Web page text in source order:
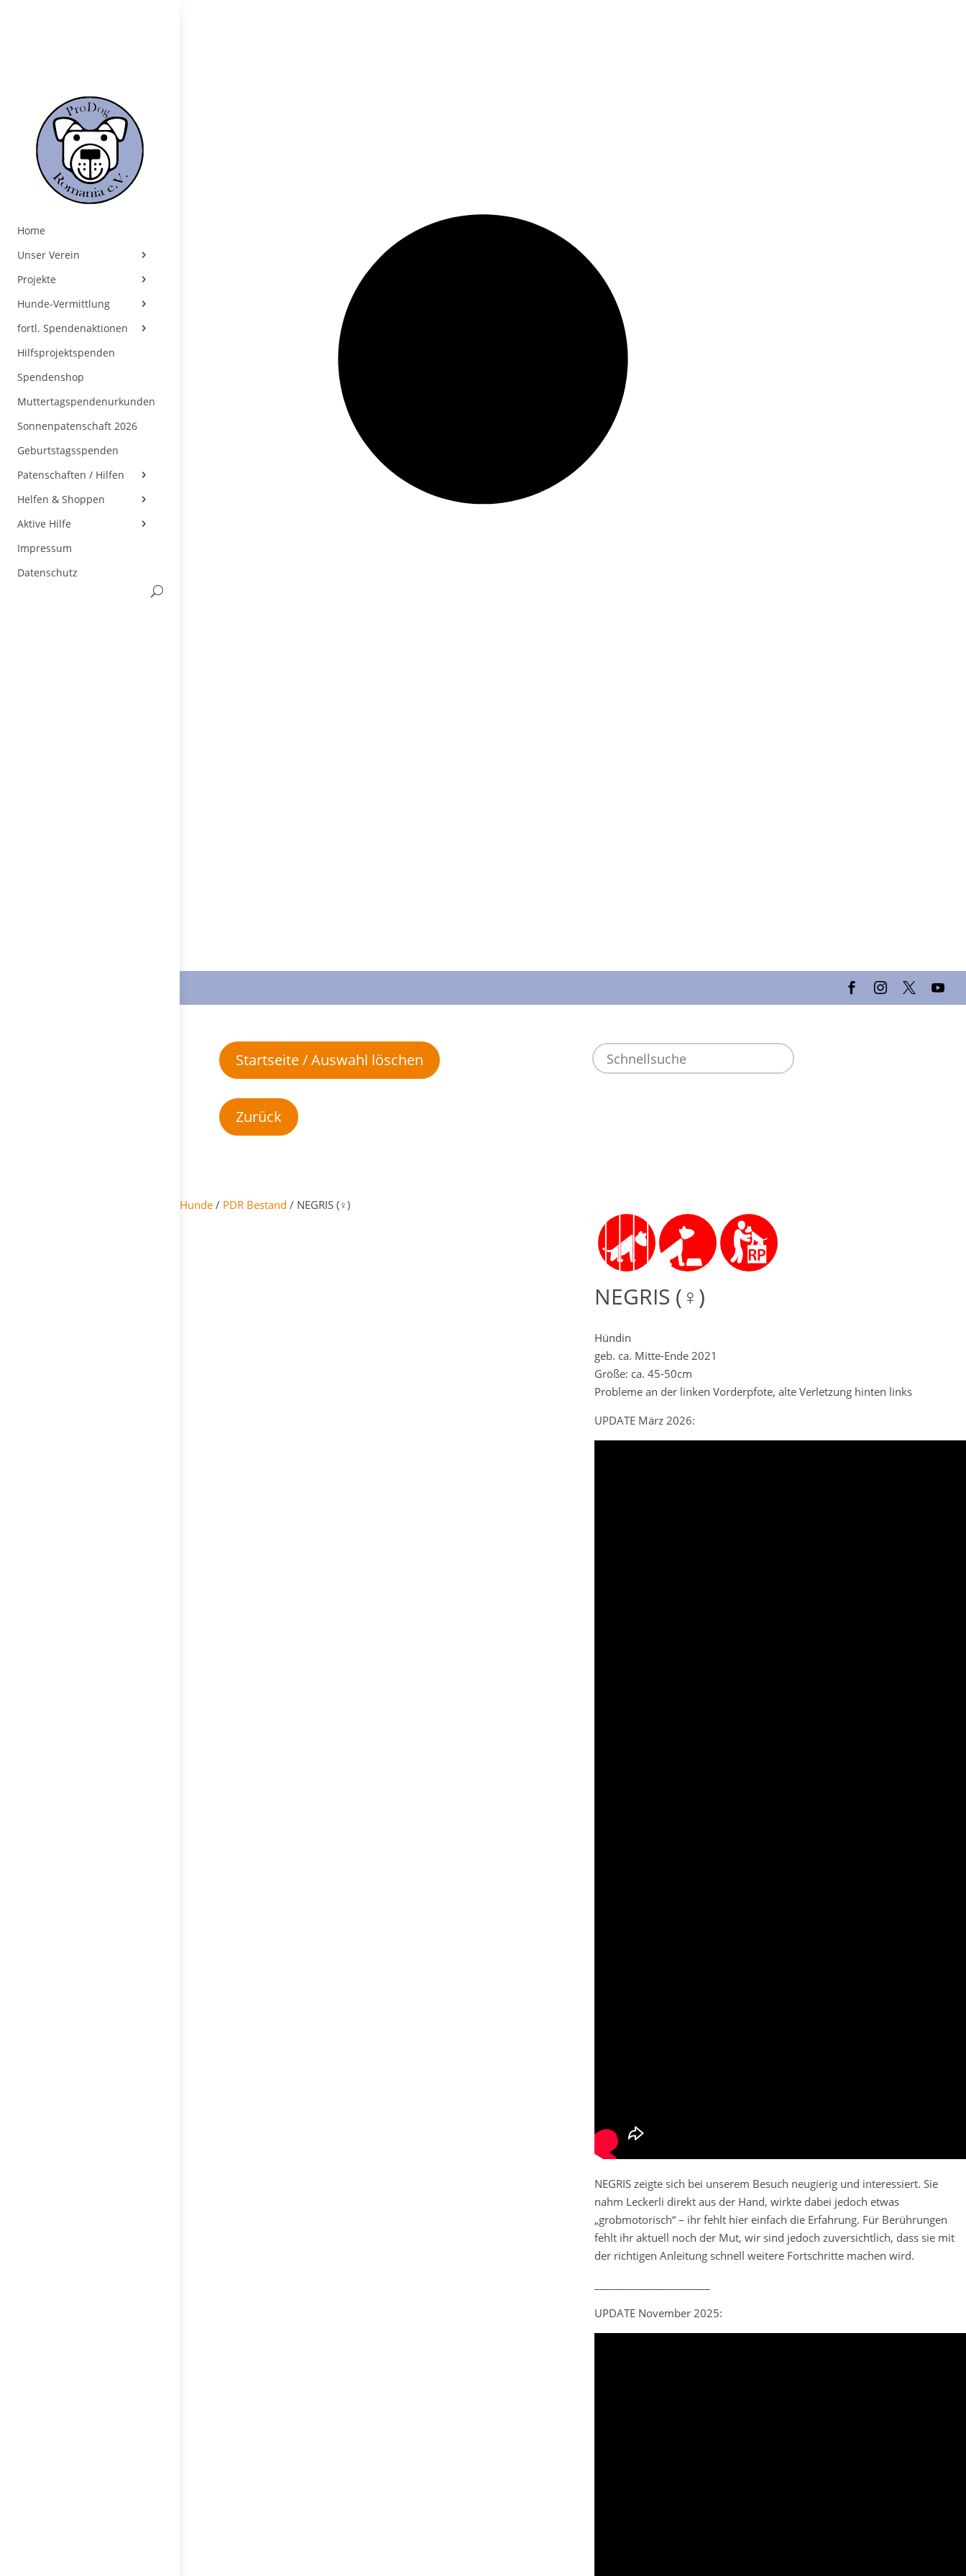
Startseite / Auswahl löschen
Home
Unser Verein
Projekte
Hunde-Vermittlung
fortl. Spendenaktionen
Hilfsprojektspenden
Spendenshop
Muttertagspendenurkunden
Sonnenpatenschaft 2026
Geburtstagsspenden
Patenschaften / Hilfen
Helfen & Shoppen
Aktive Hilfe
Impressum
Datenschutz
Hunde / PDR Bestand / NEGRIS (♀)
NEGRIS (♀)
Hündin
geb. ca. Mitte-Ende 2021
Größe: ca. 45-50cm
Probleme an der linken Vorderpfote, alte Verletzung hinten links
UPDATE März 2026:
NEGRIS zeigte sich bei unserem Besuch neugierig und interessiert. Sie
nahm Leckerli direkt aus der Hand, wirkte dabei jedoch etwas
„grobmotorisch“ – ihr fehlt hier einfach die Erfahrung. Für Berührungen
fehlt ihr aktuell noch der Mut, wir sind jedoch zuversichtlich, dass sie mit
der richtigen Anleitung schnell weitere Fortschritte machen wird.
UPDATE November 2025: